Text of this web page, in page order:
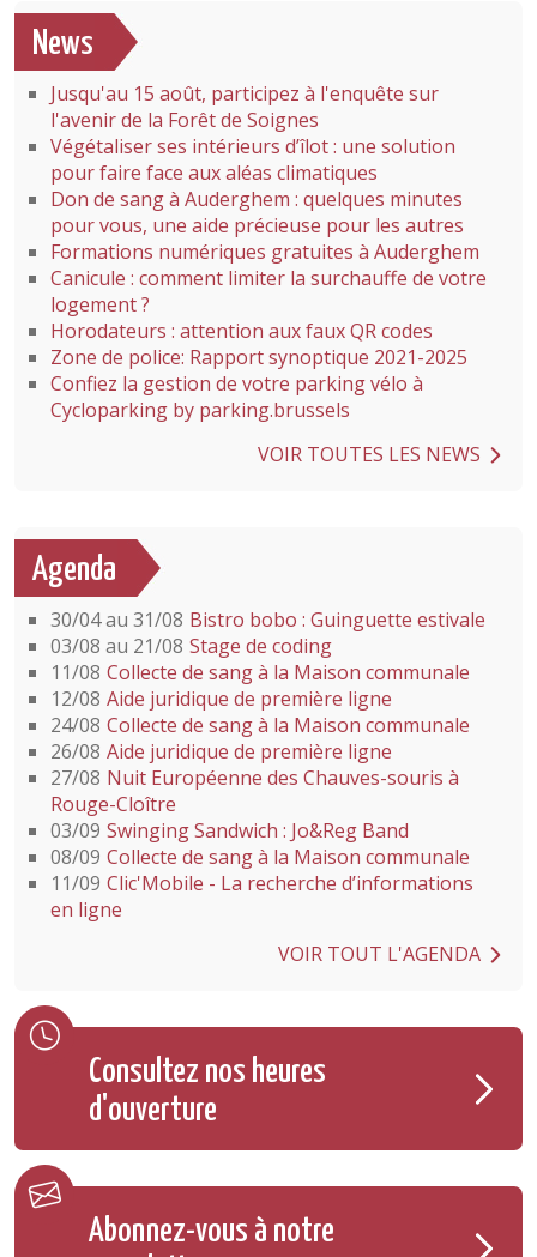
News
Jusqu'au 15 août, participez à l'enquête sur
l'avenir de la Forêt de Soignes
Végétaliser ses intérieurs d’îlot : une solution
pour faire face aux aléas climatiques
Don de sang à Auderghem : quelques minutes
pour vous, une aide précieuse pour les autres
Formations numériques gratuites à Auderghem
Canicule : comment limiter la surchauffe de votre
logement ?
Horodateurs : attention aux faux QR codes
Zone de police: Rapport synoptique 2021-2025
Confiez la gestion de votre parking vélo à
Cycloparking by parking.brussels
VOIR TOUTES LES NEWS
Agenda
30/04 au 31/08 Bistro bobo : Guinguette estivale
03/08 au 21/08 Stage de coding
11/08 Collecte de sang à la Maison communale
12/08 Aide juridique de première ligne
24/08 Collecte de sang à la Maison communale
26/08 Aide juridique de première ligne
27/08 Nuit Européenne des Chauves-souris à
Rouge-Cloître
03/09 Swinging Sandwich : Jo&Reg Band
08/09 Collecte de sang à la Maison communale
11/09 Clic'Mobile - La recherche d’informations
en ligne
VOIR TOUT L'AGENDA
Consultez nos heures
d'ouverture
Abonnez-vous à notre